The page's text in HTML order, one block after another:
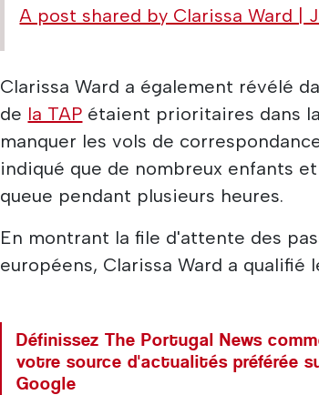
A post shared by Clarissa Ward |
Clarissa Ward a également révélé
de la TAP étaient prioritaires dans
manquer les vols de
indiqué que de nombreux enfants
queue pendant plusieurs heures.
En montrant la file d'attente des
européens, Clarissa Ward a qualifié
Définissez The Portugal News
votre source d'actualités préférée
Google